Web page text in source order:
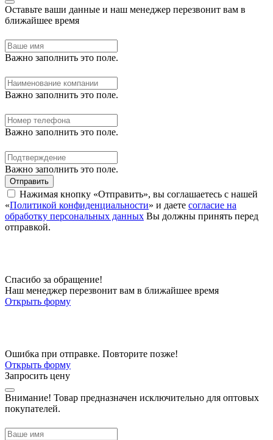
Оставьте ваши данные и наш менеджер перезвонит вам в
ближайшее время
Важно заполнить это поле.
Важно заполнить это поле.
Важно заполнить это поле.
Важно заполнить это поле.
Отправить
Нажимая кнопку «Отправить», вы соглашаетесь с нашей
«Политикой конфиденциальности» и даете согласие на
обработку персональных данных Вы должны принять перед
отправкой.
Спасибо за обращение!
Наш менеджер перезвонит вам в ближайшее время
Открыть форму
Ошибка при отправке. Повторите позже!
Открыть форму
Запросить цену
Внимание! Товар предназначен исключительно для оптовых
покупателей.